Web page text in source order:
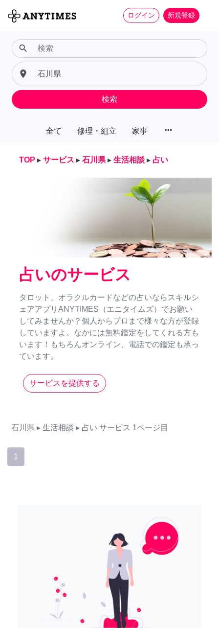
ログイン 新規登録
全て 修理・組立 家事 more_horiz
search
place
検索
TOP ▸ サービス ▸ 石川県 ▸ 生活相談 ▸ 占い
占いのサービス
タロット、オラクルカードなどの占いならスキルシ
ェアアプリANYTIMES（エニタイムズ）でお願い
してみませんか？個人からプロまで様々な方が登録
していますよ。なかには無料鑑定をしてくれる方も
います！もちろんオンライン、電話での鑑定も承っ
ています。
サービスを提供する
石川県 ▸ 生活相談 ▸ 占い サービス 1ページ目
1